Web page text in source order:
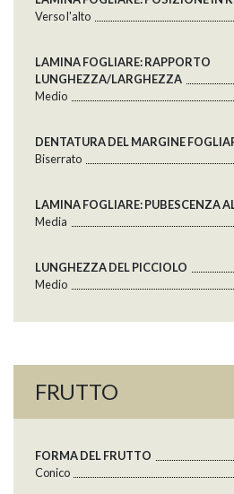
Verso l'alto
LAMINA FOGLIARE: RAPPORTO
LUNGHEZZA/LARGHEZZA
Medio
DENTATURA DEL MARGINE
Biserrato
LAMINA FOGLIARE: PUBESCENZA
Media
LUNGHEZZA DEL PICCIOLO
Medio
FRUTTO
FORMA DEL FRUTTO
Conico